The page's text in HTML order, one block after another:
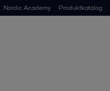
Nordic Academy Produktkatalog